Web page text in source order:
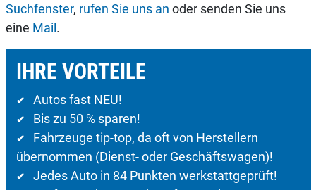
Suchfenster, rufen Sie uns an oder senden Sie uns
eine Mail.
IHRE VORTEILE
✔ Autos fast NEU!
✔ Bis zu 50 % sparen!
✔
Fahrzeuge tip-top, da oft von Herstellern
übernommen (Dienst- oder Geschäftswagen)!
✔ Jedes Auto in 84 Punkten werkstattgeprüft!